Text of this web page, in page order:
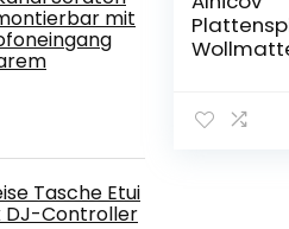
mit
Tasche Etui
DJ-Controller
Spieler